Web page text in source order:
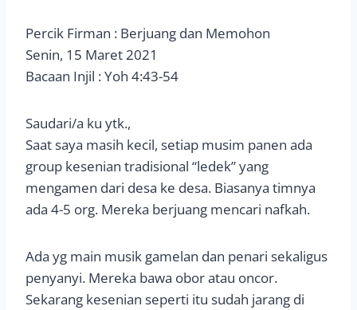
Percik Firman : Berjuang dan Memohon
Senin, 15 Maret 2021
Bacaan Injil : Yoh 4:43-54
Saudari/a ku ytk.,
Saat saya masih kecil, setiap musim panen ada
group kesenian tradisional “ledek” yang
mengamen dari desa ke desa. Biasanya timnya
ada 4-5 org. Mereka berjuang mencari nafkah.
Ada yg main musik gamelan dan penari sekaligus
penyanyi. Mereka bawa obor atau oncor.
Sekarang kesenian seperti itu sudah jarang di